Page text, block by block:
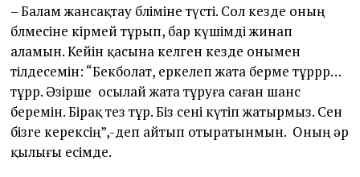
– Балам жансақтау бөліміне түсті. Сол кезде оның
бөлмесіне кірмей тұрып, бар күшімді жинап
аламын. Кейін қасына келген кезде онымен
тілдесемін: “Бекболат, еркелеп жата берме тұррр…
тұрр. Әзірше осылай жата тұруға саған шанс
беремін. Бірақ тез тұр. Біз сені күтіп жатырмыз. Сен
бізге керексің”,-деп айтып отыратынмын. Оның әр
қылығы есімде.